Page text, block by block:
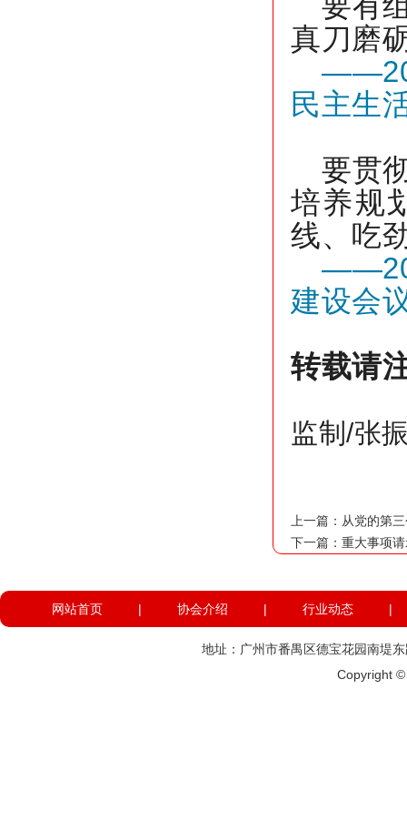
真刀磨
民主生
要贯
培养规
线、吃
建设会
转载请
监制/张
上一篇： 从党的第
下一篇： 重大事项
网站首页 | 协会介绍 | 行业动态 |
地址：广州市番禺区德宝花园南
Copyright